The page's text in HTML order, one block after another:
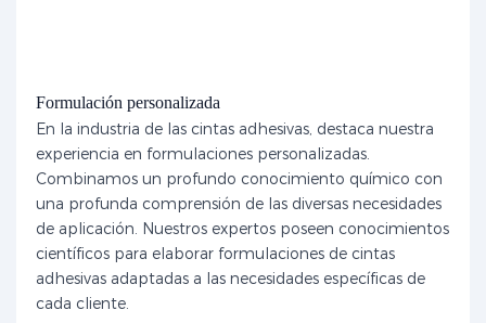
Formulación personalizada
En la industria de las cintas adhesivas, destaca nuestra
experiencia en formulaciones personalizadas.
Combinamos un profundo conocimiento químico con
una profunda comprensión de las diversas necesidades
de aplicación. Nuestros expertos poseen conocimientos
científicos para elaborar formulaciones de cintas
adhesivas adaptadas a las necesidades específicas de
cada cliente.